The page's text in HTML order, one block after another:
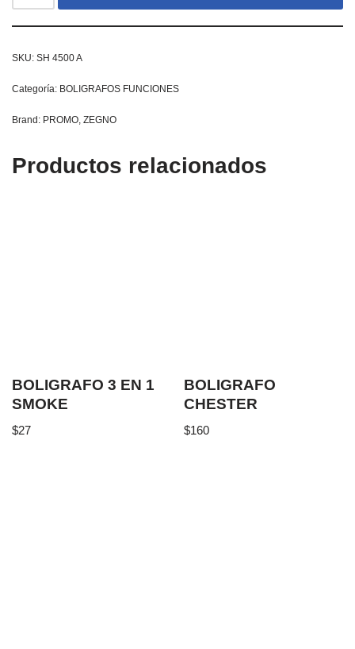
SKU: SH 4500 A
Categoría: BOLIGRAFOS FUNCIONES
Brand: PROMO, ZEGNO
Productos relacionados
BOLIGRAFO 3 EN 1
SMOKE
$27
BOLIGRAFO
CHESTER
$160